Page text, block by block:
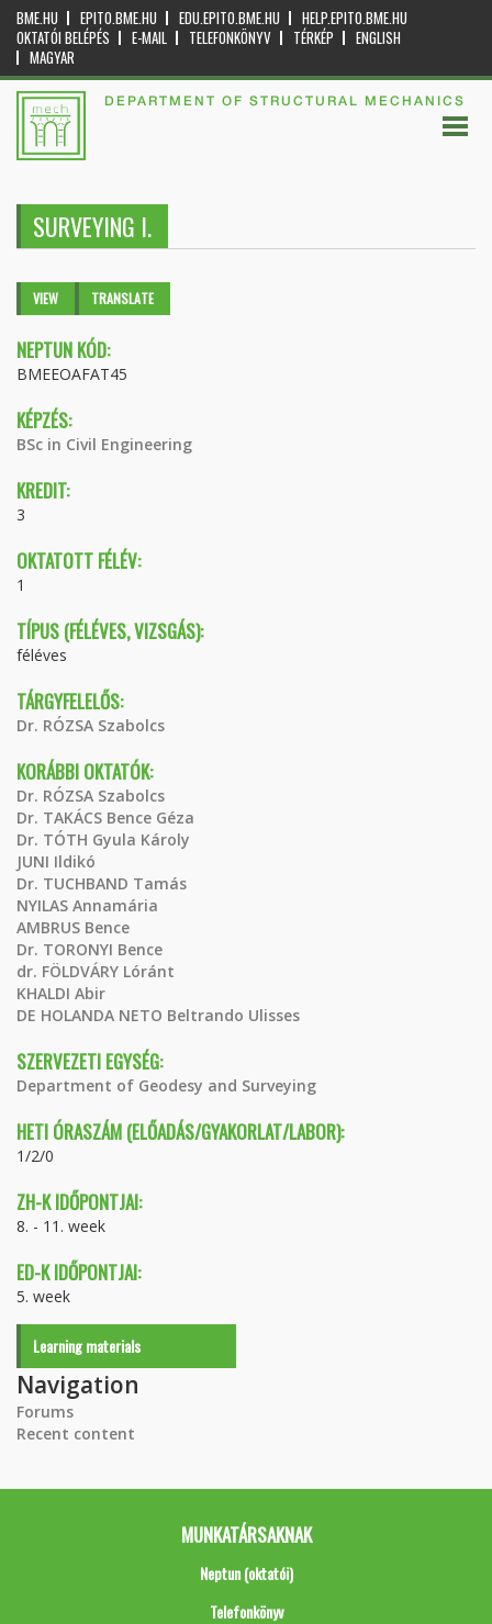
BME.HU EPITO.BME.HU EDU.EPITO.BME.HU
HELP.EPITO.BME.HU
OKTATÓI BELÉPÉS
E-MAIL TELEFONKÖNYV TÉRKÉP
ENGLISH
MAGYAR
DEPARTMENT OF STRUCTURAL MECHANICS
SURVEYING I.
Primary tabs
VIEW (ACTIVETRANSLATE
NEPTUN KÓD:
BMEEOAFAT45
KÉPZÉS:
BSc in Civil Engineering
KREDIT:
3
OKTATOTT FÉLÉV:
1
TÍPUS (FÉLÉVES, VIZSGÁS):
féléves
TÁRGYFELELŐS:
Dr. RÓZSA Szabolcs
KORÁBBI OKTATÓK:
Dr. RÓZSA Szabolcs
Dr. TAKÁCS Bence Géza
Dr. TÓTH Gyula Károly
JUNI Ildikó
Dr. TUCHBAND Tamás
NYILAS Annamária
AMBRUS Bence
Dr. TORONYI Bence
dr. FÖLDVÁRY Lóránt
KHALDI Abir
DE HOLANDA NETO Beltrando Ulisses
SZERVEZETI EGYSÉG:
Department of Geodesy and Surveying
HETI ÓRASZÁM (ELŐADÁS/GYAKORLAT/LABOR):
1/2/0
ZH-K IDŐPONTJAI:
8. - 11. week
ED-K IDŐPONTJAI:
5. week
Learning materials
Navigation
Forums
Recent content
MUNKATÁRSAKNAK
Neptun (oktatói)
Telefonkönyv